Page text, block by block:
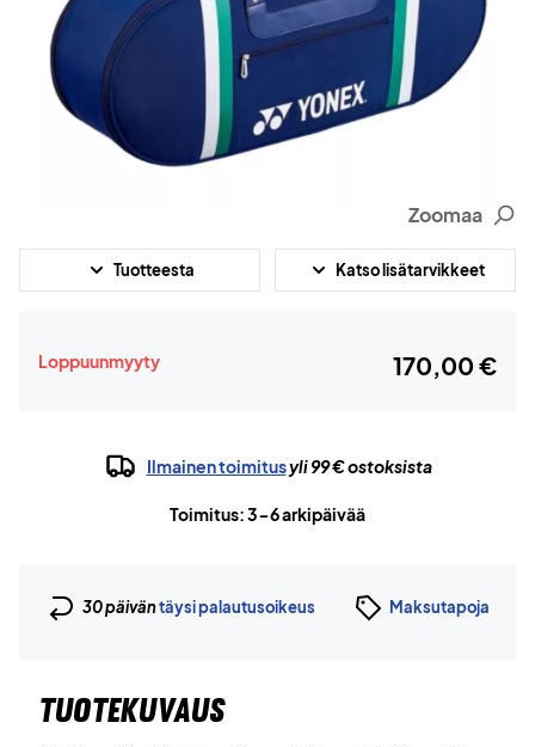
Zoomaa
Tuotteesta Katso lisätarvikkeet
Loppuunmyyty 170,00 €
Ilmainen toimitusyli 99 € ostoksista
Toimitus: 3-6 arkipäivää
30 päiväntäysi palautusoikeus Maksutapoja
TUOTEKUVAUS